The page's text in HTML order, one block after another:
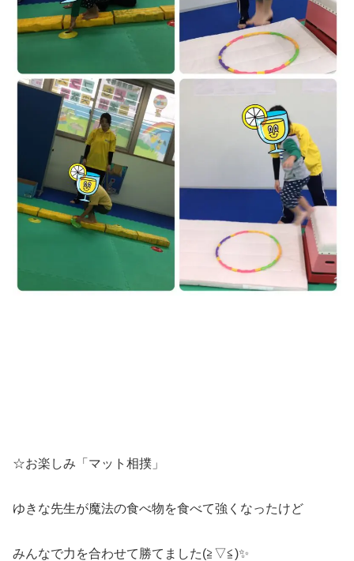
☆お楽しみ「マット相撲」
ゆきな先生が魔法の食べ物を食べて強くなったけど
みんなで力を合わせて勝てました(≧▽≦)✨